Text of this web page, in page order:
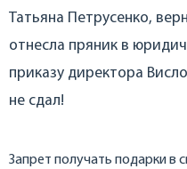
Татьяна Петрусенко,
отнесла пряник в
приказу директора
не сдал!
Запрет получать подарки в